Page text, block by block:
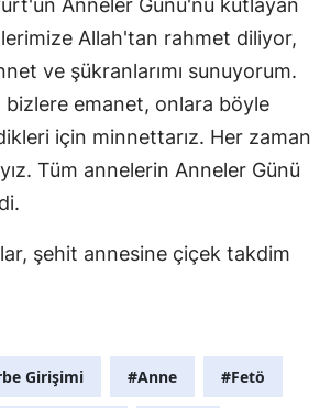
Hatay
Isparta
İstanbul
Kars
Kırklareli
Anneler Günü'nü kutlayan
Allah'tan rahmet diliyor,
ve şükranlarımı sunuyorum.
bizlere emanet, onlara böyle
için minnettarız. Her zaman
Tüm annelerin Anneler Günü
şehit annesine çiçek takdim
Girişimi #Anne #Fetö